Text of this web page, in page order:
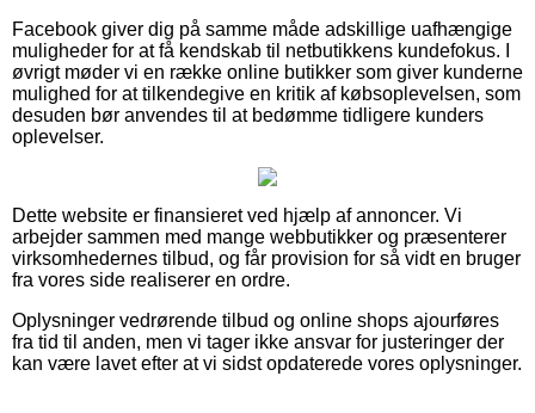
Facebook giver dig på samme måde adskillige uafhængige
muligheder for at få kendskab til netbutikkens kundefokus. I
øvrigt møder vi en række online butikker som giver kunderne
mulighed for at tilkendegive en kritik af købsoplevelsen, som
desuden bør anvendes til at bedømme tidligere kunders
oplevelser.
Dette website er finansieret ved hjælp af annoncer. Vi
arbejder sammen med mange webbutikker og præsenterer
virksomhedernes tilbud, og får provision for så vidt en bruger
fra vores side realiserer en ordre.
Oplysninger vedrørende tilbud og online shops ajourføres
fra tid til anden, men vi tager ikke ansvar for justeringer der
kan være lavet efter at vi sidst opdaterede vores oplysninger.